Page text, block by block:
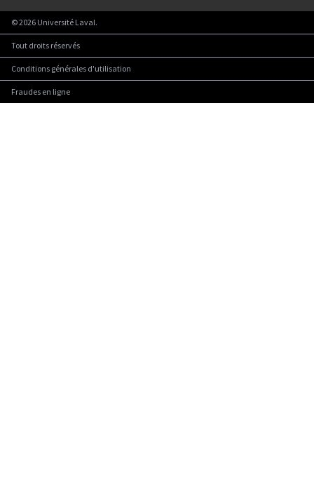
©2026 Université Laval.
Tout droits réservés
Conditions générales d'utilisation
Fraudes en ligne